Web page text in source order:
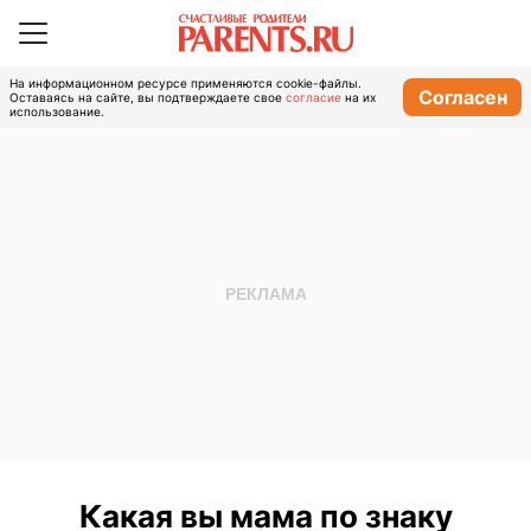
На информационном ресурсе применяются cookie-файлы.
Оставаясь на сайте, вы подтверждаете свое согласие на их
использование.
Согласен
Какая вы мама по знаку